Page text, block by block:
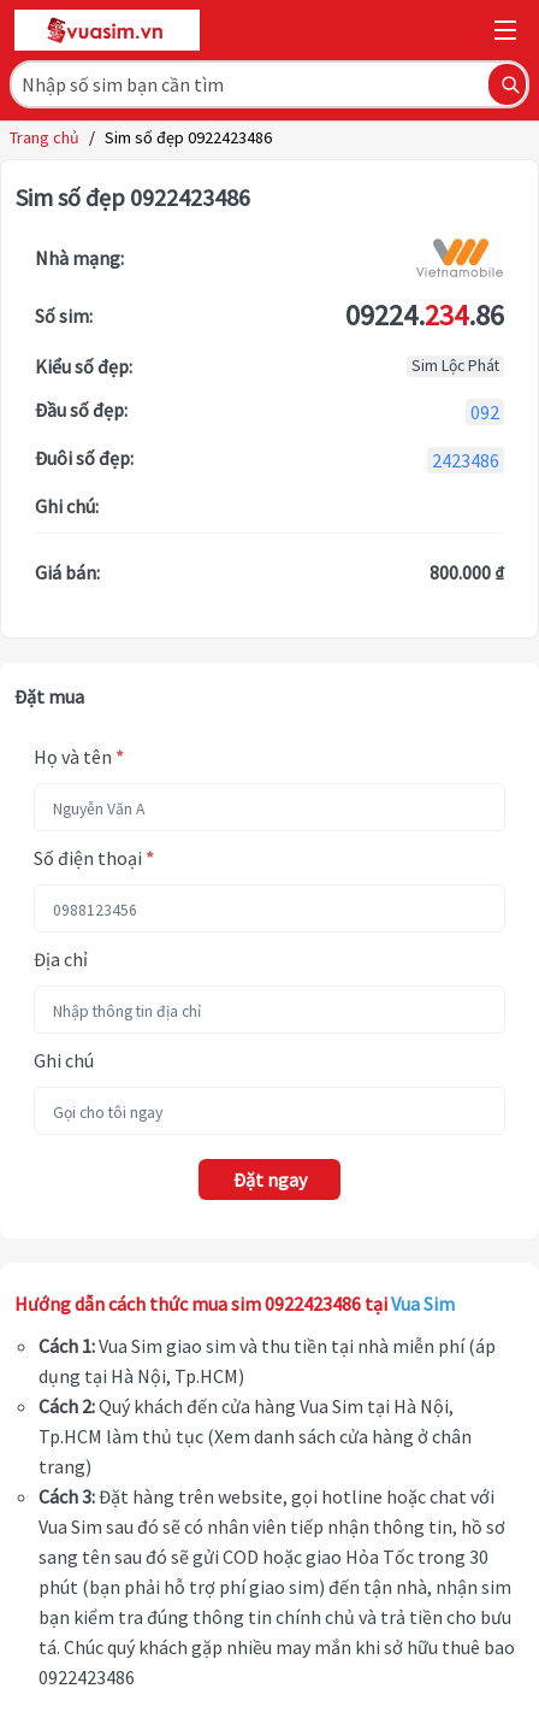
Trang chủ / Sim số đẹp 0922423486
Sim số đẹp 0922423486
Nhà mạng:
Số sim: 09224.234.86
Kiểu số đẹp: Sim Lộc Phát
Đầu số đẹp:
092
Đuôi số đẹp:
2423486
Ghi chú:
Giá bán: 800.000 ₫
Đặt mua
Họ và tên *
Số điện thoại *
Địa chỉ
Ghi chú
Đặt ngay
Hướng dẫn cách thức mua sim 0922423486 tạiVua Sim
Cách 1:Vua Sim giao sim và thu tiền tại nhà miễn phí (áp
dụng tại Hà Nội, Tp.HCM)
Cách 2:Quý khách đến cửa hàng Vua Sim tại Hà Nội,
Tp.HCM làm thủ tục (Xem danh sách cửa hàng ở chân
trang)
Cách 3:Đặt hàng trên website, gọi hotline hoặc chat với
Vua Sim sau đó sẽ có nhân viên tiếp nhận thông tin, hồ sơ
sang tên sau đó sẽ gửi COD hoặc giao Hỏa Tốc trong 30
phút (bạn phải hỗ trợ phí giao sim) đến tận nhà, nhận sim
bạn kiểm tra đúng thông tin chính chủ và trả tiền cho bưu
tá. Chúc quý khách gặp nhiều may mắn khi sở hữu thuê bao
0922423486